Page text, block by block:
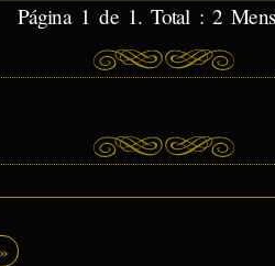
Página 1 de 1. Total : 2